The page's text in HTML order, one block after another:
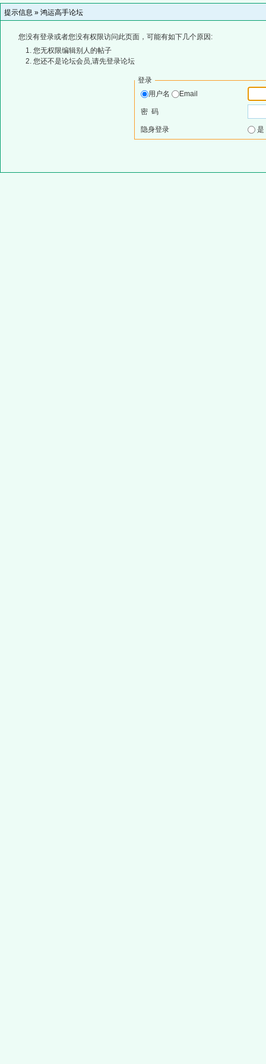
提示信息 » 鸿运高手论坛
您没有登录或者您没有权限访问此页面，可能有如下几个原因:
您无权限编辑别人的帖子
您还不是论坛会员,请先登录论坛
登录
用户名
Email
密 码
隐身登录